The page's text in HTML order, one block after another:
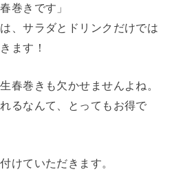
巻きです」
、サラダとドリンクだけでは
ます！
春巻きも欠かせませんよね。
るなんて、とってもお得で
けていただきます。